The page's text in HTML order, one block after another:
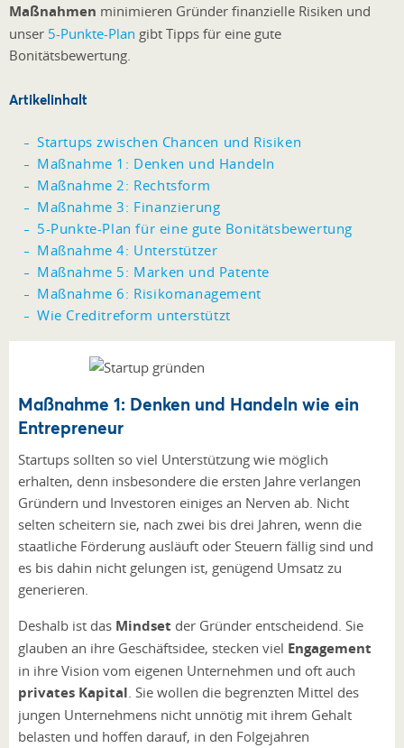
Maßnahmen minimieren Gründer finanzielle Risiken und
unser 5-Punkte-Plan gibt Tipps für eine gute
Bonitätsbewertung.
Artikelinhalt
Startups zwischen Chancen und Risiken
Maßnahme 1: Denken und Handeln
Maßnahme 2: Rechtsform
Maßnahme 3: Finanzierung
5-Punkte-Plan für eine gute Bonitätsbewertung
Maßnahme 4: Unterstützer
Maßnahme 5: Marken und Patente
Maßnahme 6: Risikomanagement
Wie Creditreform unterstützt
Maßnahme 1: Denken und Handeln wie ein
Entrepreneur
Startups sollten so viel Unterstützung wie möglich
erhalten, denn insbesondere die ersten Jahre verlangen
Gründern und Investoren einiges an Nerven ab. Nicht
selten scheitern sie, nach zwei bis drei Jahren, wenn die
staatliche Förderung ausläuft oder Steuern fällig sind und
es bis dahin nicht gelungen ist, genügend Umsatz zu
generieren.
Deshalb ist das Mindset der Gründer entscheidend. Sie
glauben an ihre Geschäftsidee, stecken viel Engagement
in ihre Vision vom eigenen Unternehmen und oft auch
privates Kapital. Sie wollen die begrenzten Mittel des
jungen Unternehmens nicht unnötig mit ihrem Gehalt
belasten und hoffen darauf, in den Folgejahren